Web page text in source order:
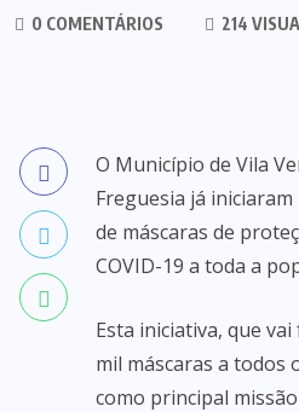
0 COMENTÁRIOS
214
O Município de Vila
Freguesia já
de máscaras de
COVID-19 a toda a
Esta iniciativa, que
mil máscaras a todos
como principal